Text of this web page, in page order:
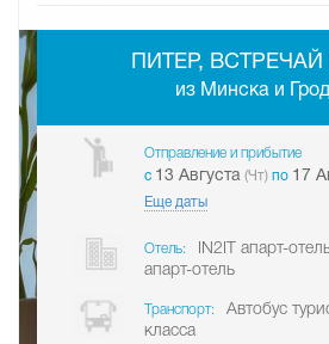
ПИТЕР,
из Минска и
Отправление и прибытие
c 13 Августа (Чт) по 17
Еще даты
Отель:
IN2IT апарт-
апарт-отель
Транспорт:
Автобус
класса